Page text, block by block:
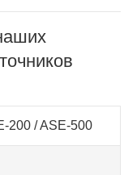
200 / ASE-500